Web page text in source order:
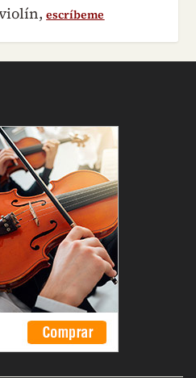
violín,escríbeme